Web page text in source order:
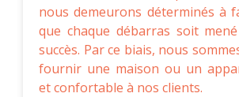
nous demeurons déterminés à
que chaque débarras soit
succès. Par ce biais, nous
fournir une maison ou un
et confortable à nos clients.